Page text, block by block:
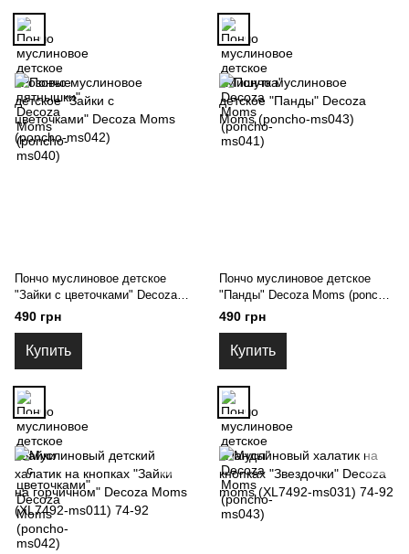
Пончо муслиновое детское
"Зайки с цветочками" Decoza
Moms (poncho-ms042)
490 грн
Купить
Пончо муслиновое детское
"Панды" Decoza Moms (poncho-
ms043)
490 грн
Купить